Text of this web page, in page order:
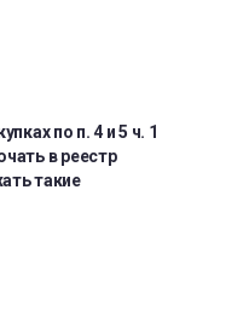
по п. 4 и 5 ч. 1
в реестр
такие